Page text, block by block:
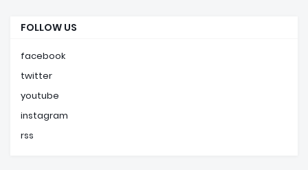
FOLLOW US
facebook
twitter
youtube
instagram
rss